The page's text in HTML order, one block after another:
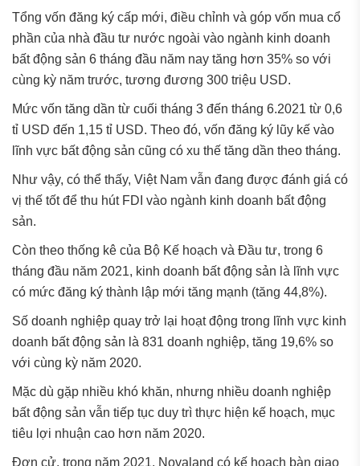
Tổng vốn đăng ký cấp mới, điều chỉnh và góp vốn mua cổ
phần của nhà đầu tư nước ngoài vào ngành kinh doanh
bất động sản 6 tháng đầu năm nay tăng hơn 35% so với
cùng kỳ năm trước, tương đương 300 triệu USD.
Mức vốn tăng dần từ cuối tháng 3 đến tháng 6.2021 từ 0,6
tỉ USD đến 1,15 tỉ USD. Theo đó, vốn đăng ký lũy kế vào
lĩnh vực bất động sản cũng có xu thế tăng dần theo tháng.
Như vậy, có thể thấy, Việt Nam vẫn đang được đánh giá có
vị thế tốt để thu hút FDI vào ngành kinh doanh bất động
sản.
Còn theo thống kê của Bộ Kế hoạch và Đầu tư, trong 6
tháng đầu năm 2021, kinh doanh bất động sản là lĩnh vực
có mức đăng ký thành lập mới tăng mạnh (tăng 44,8%).
Số doanh nghiệp quay trở lại hoạt động trong lĩnh vực kinh
doanh bất động sản là 831 doanh nghiệp, tăng 19,6% so
với cùng kỳ năm 2020.
Mặc dù gặp nhiều khó khăn, nhưng nhiều doanh nghiệp
bất động sản vẫn tiếp tục duy trì thực hiện kế hoạch, mục
tiêu lợi nhuận cao hơn năm 2020.
Đơn cử, trong năm 2021, Novaland có kế hoạch bàn giao